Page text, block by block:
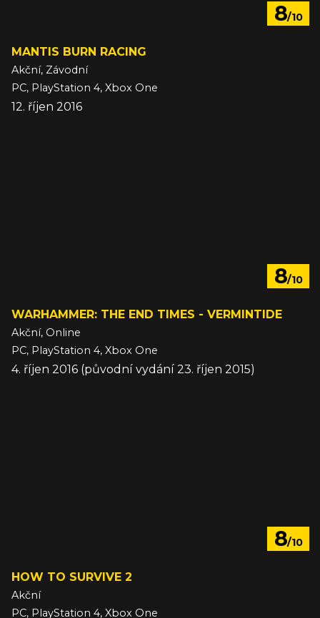
8/10
MANTIS BURN RACING
Akční, Závodní
PC, PlayStation 4, Xbox One
12. říjen 2016
8/10
WARHAMMER: THE END TIMES - VERMINTIDE
Akční, Online
PC, PlayStation 4, Xbox One
4. říjen 2016 (původní vydání 23. říjen 2015)
8/10
HOW TO SURVIVE 2
Akční
PC, PlayStation 4, Xbox One